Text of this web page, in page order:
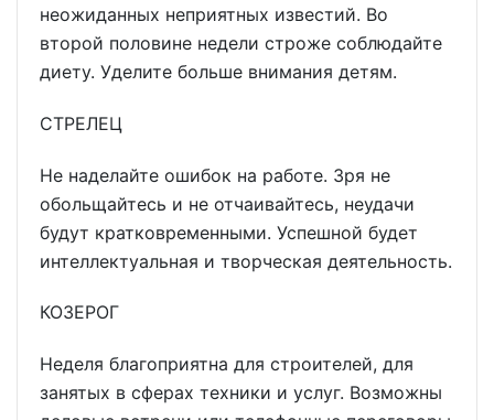
неожиданных неприятных известий. Во
второй половине недели строже соблюдайте
диету. Уделите больше внимания детям.
СТРЕЛЕЦ
Не наделайте ошибок на работе. Зря не
обольщайтесь и не отчаивайтесь, неудачи
будут кратковременными. Успешной будет
интеллектуальная и творческая деятельность.
КОЗЕРОГ
Неделя благоприятна для строителей, для
занятых в сферах техники и услуг. Возможны